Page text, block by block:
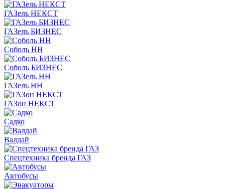
ГАЗель НЕКСТ
ГАЗель БИЗНЕС
Соболь НН
Соболь БИЗНЕС
ГАЗель НН
ГАЗон НЕКСТ
Садко
Валдай
Спецтехника бренда ГАЗ
Автобусы